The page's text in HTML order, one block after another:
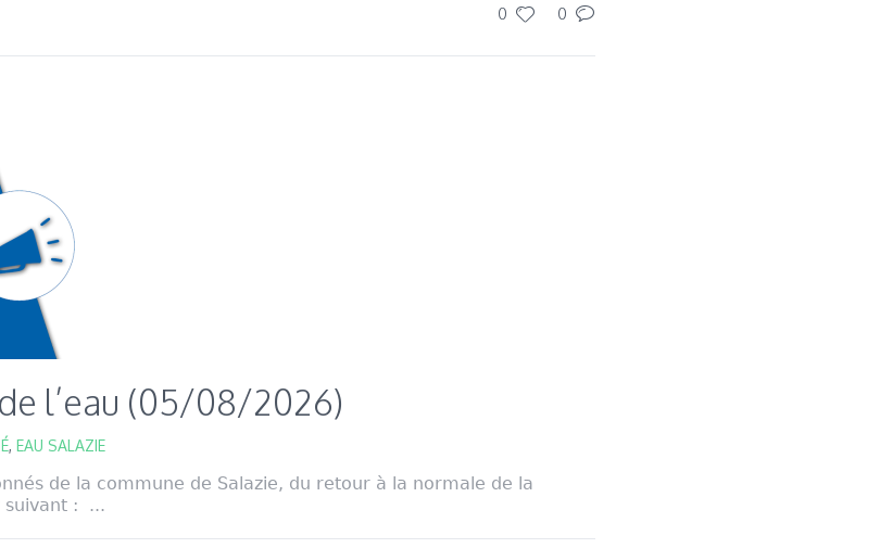
0 0
l’eau (05/08/2026)
, EAU SALAZIE
de la commune de Salazie, du retour à la normale de la
suivant : ...